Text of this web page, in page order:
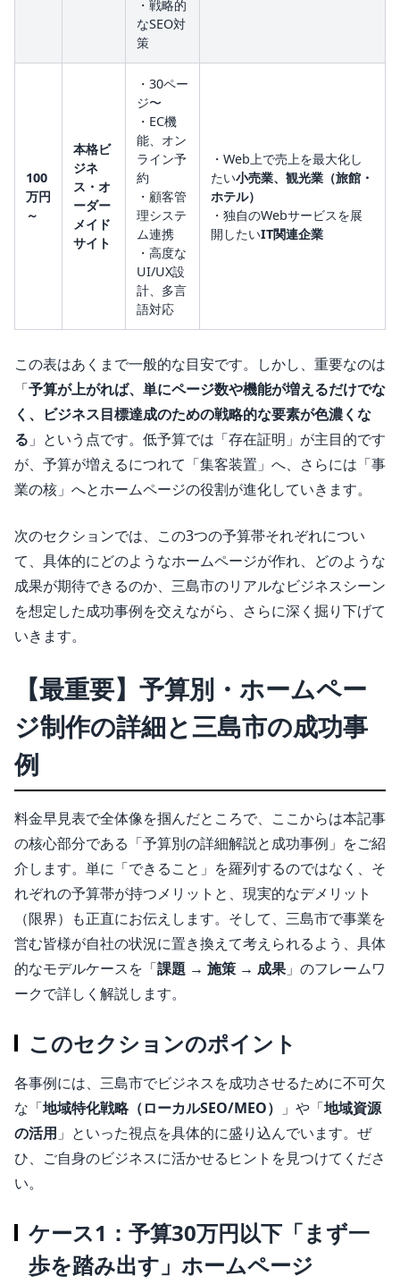
・戦略的
なSEO対
策
100
万円
～
本格ビ
ジネ
ス・オ
ーダー
メイド
サイト
・30ペー
ジ〜
・EC機
能、オン
ライン予
約
・顧客管
理システ
ム連携
・高度な
UI/UX設
計、多言
語対応
・Web上で売上を最大化し
たい小売業、観光業（旅館・
ホテル）
・独自のWebサービスを展
開したいIT関連企業
この表はあくまで一般的な目安です。しかし、重要なのは
「予算が上がれば、単にページ数や機能が増えるだけでな
く、ビジネス目標達成のための戦略的な要素が色濃くな
る 」という点です。低予算では「存在証明」が主目的です
が、予算が増えるにつれて「集客装置」へ、さらには「事
業の核」へとホームページの役割が進化していきます。
次のセクションでは、この3つの予算帯それぞれについ
て、具体的にどのようなホームページが作れ、どのような
成果が期待できるのか、三島市のリアルなビジネスシーン
を想定した成功事例を交えながら、さらに深く掘り下げて
いきます。
【最重要】予算別・ホームペー
ジ制作の詳細と三島市の成功事
例
料金早見表で全体像を掴んだところで、ここからは本記事
の核心部分である「予算別の詳細解説と成功事例」をご紹
介します。単に「できること」を羅列するのではなく、そ
れぞれの予算帯が持つメリットと、現実的なデメリット
（限界）も正直にお伝えします。そして、三島市で事業を
営む皆様が自社の状況に置き換えて考えられるよう、具体
的なモデルケースを「課題 → 施策 → 成果 」のフレームワ
ークで詳しく解説します。
このセクションのポイント
各事例には、三島市でビジネスを成功させるために不可欠
な「地域特化戦略（ローカルSEO/MEO） 」や「地域資源
の活用 」といった視点を具体的に盛り込んでいます。ぜ
ひ、ご自身のビジネスに活かせるヒントを見つけてくださ
い。
ケース1：予算30万円以下「まず一
歩を踏み出す」ホームページ